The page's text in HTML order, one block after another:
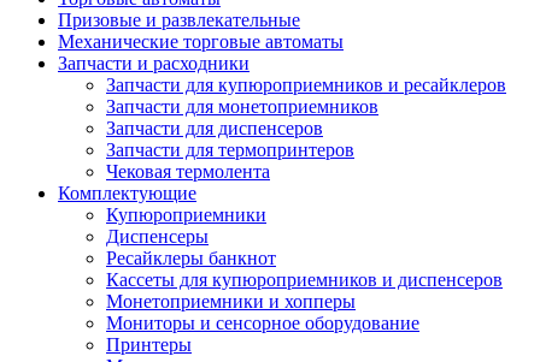
Призовые и развлекательные
Механические торговые автоматы
Запчасти и расходники
Запчасти для купюроприемников и ресайклеров
Запчасти для монетоприемников
Запчасти для диспенсеров
Запчасти для термопринтеров
Чековая термолента
Комплектующие
Купюроприемники
Диспенсеры
Ресайклеры банкнот
Кассеты для купюроприемников и диспенсеров
Монетоприемники и хопперы
Мониторы и сенсорное оборудование
Принтеры